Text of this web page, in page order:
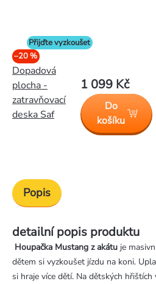
Přijďte vyzkoušet
–20 %
Dopadová
plocha -
zatravňovací
deska Saf
1 099 Kč
Do
košíku
Popis
detailní popis produktu
Houpačka Mustang z akátu je
dětem si vyzkoušet jízdu na koni.
si hraje více dětí. Na dětských hřištích